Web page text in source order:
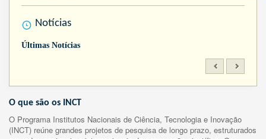
Notícias
Últimas Notícias
O que são os INCT
O Programa Institutos Nacionais de Ciência, Tecnologia e Inovação
(INCT) reúne grandes projetos de pesquisa de longo prazo, estruturados